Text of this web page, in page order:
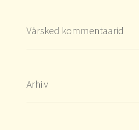
Värsked kommentaarid
Arhiiv